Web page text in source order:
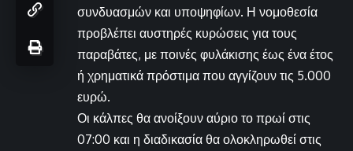
συνδυασμών και υποψηφίων. Η νομοθεσία
προβλέπει αυστηρές κυρώσεις για τους
παραβάτες, με ποινές φυλάκισης έως ένα έτος
ή χρηματικά πρόστιμα που αγγίζουν τις 5.000
ευρώ.
Οι κάλπες θα ανοίξουν αύριο το πρωί στις
07:00 και η διαδικασία θα ολοκληρωθεί στις